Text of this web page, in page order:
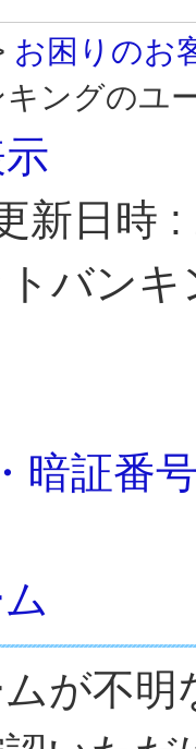
お困りのお
ングのユ
新日時
バン
暗証番
が不